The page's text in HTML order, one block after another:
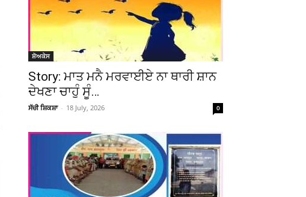
Copy URL
ਸ਼ੋਅਕੇਸ
Story: ਮਾਤ ਮਨੈ ਮਰਵਾਈਏ ਨਾ ਥਾਰੀ ਸ਼ਾਨ
ਦੇਖਣਾ ਚਾਹੁੰ ਸੂੰ…
ਸੱਚੀ ਸ਼ਿਕਸ਼ਾ - 18 July, 2026 0